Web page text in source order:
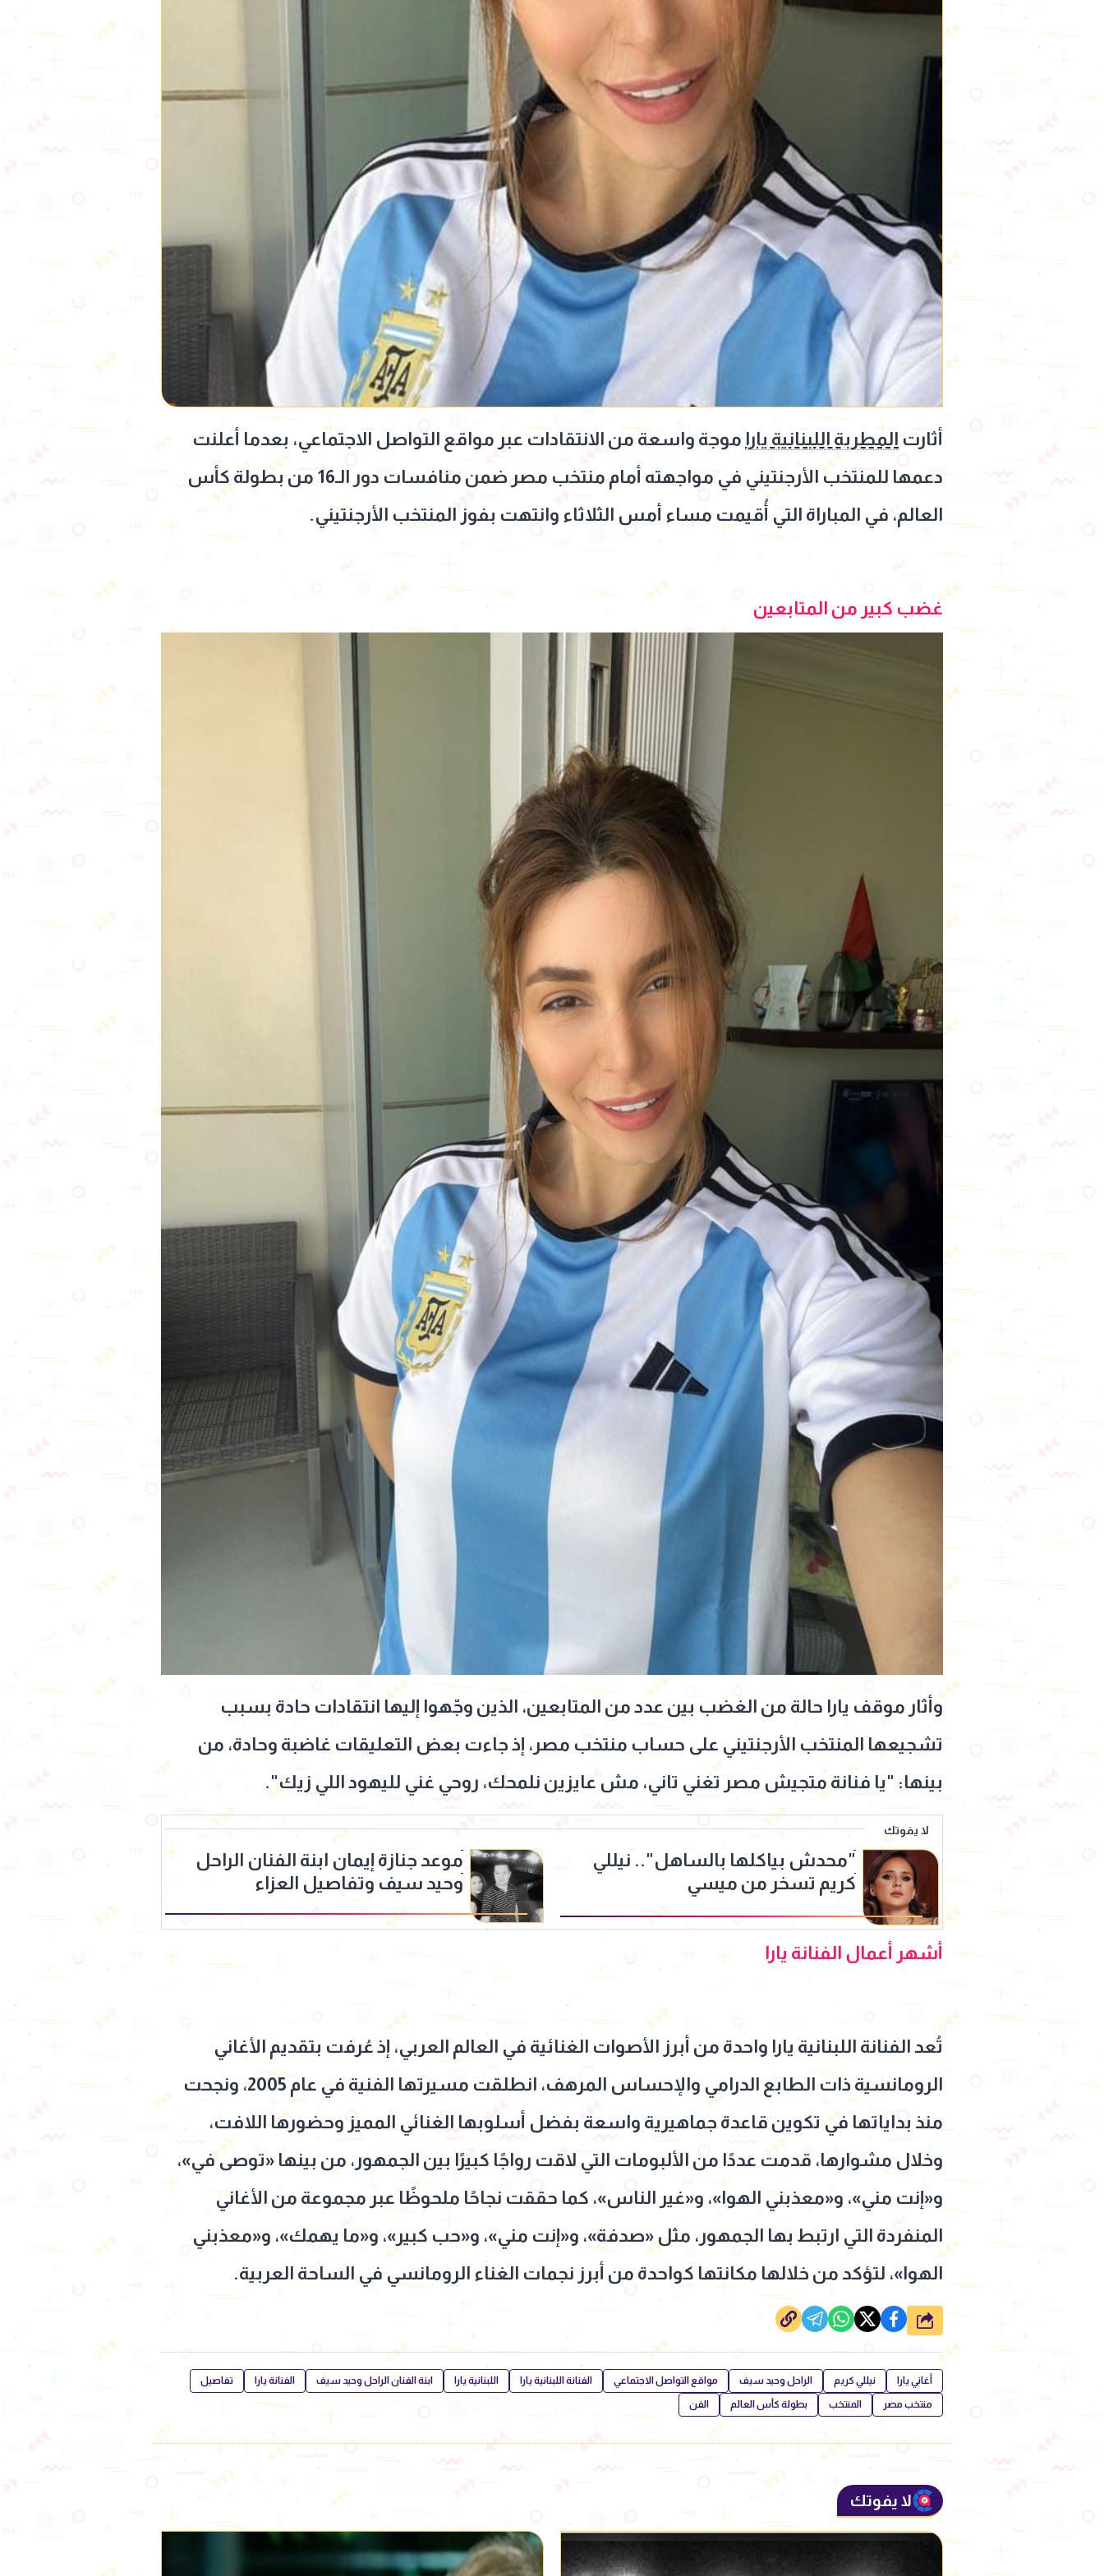
أثارت المطربة اللبنانية يارا موجة واسعة من الانتقادات عبر مواقع التواصل الاجتماعي، بعدما أعلنت
دعمها للمنتخب الأرجنتيني في مواجهته أمام منتخب مصر ضمن منافسات دور الـ16 من بطولة كأس
العالم، في المباراة التي أُقيمت مساء أمس الثلاثاء وانتهت بفوز المنتخب الأرجنتيني.
غضب كبير من المتابعين
وأثار موقف يارا حالة من الغضب بين عدد من المتابعين، الذين وجّهوا إليها انتقادات حادة بسبب
تشجيعها المنتخب الأرجنتيني على حساب منتخب مصر، إذ جاءت بعض التعليقات غاضبة وحادة، من
بينها: "يا فنانة متجيش مصر تغني تاني، مش عايزين نلمحك، روحي غني لليهود اللي زيك".
لا يفوتك
"محدش بياكلها بالساهل".. نيللي
كريم تسخر من ميسي
موعد جنازة إيمان ابنة الفنان الراحل
وحيد سيف وتفاصيل العزاء
أشهر أعمال الفنانة يارا
تُعد الفنانة اللبنانية يارا واحدة من أبرز الأصوات الغنائية في العالم العربي، إذ عُرفت بتقديم الأغاني
الرومانسية ذات الطابع الدرامي والإحساس المرهف، انطلقت مسيرتها الفنية في عام 2005، ونجحت
منذ بداياتها في تكوين قاعدة جماهيرية واسعة بفضل أسلوبها الغنائي المميز وحضورها اللافت،
وخلال مشوارها، قدمت عددًا من الألبومات التي لاقت رواجًا كبيرًا بين الجمهور، من بينها «توصى في»،
و«إنت مني»، و«معذبني الهوا»، و«غير الناس»، كما حققت نجاحًا ملحوظًا عبر مجموعة من الأغاني
المنفردة التي ارتبط بها الجمهور، مثل «صدفة»، و«إنت مني»، و«حب كبير»، و«ما يهمك»، و«معذبني
الهوا»، لتؤكد من خلالها مكانتها كواحدة من أبرز نجمات الغناء الرومانسي في الساحة العربية.
شارك
أغاني يارا نيللي كريم الراحل وحيد سيف مواقع التواصل الاجتماعي الفنانة اللبنانية يارا اللبنانية يارا ابنة الفنان الراحل وحيد سيف الفنانة يارا تفاصيل
منتخب مصر المنتخب بطولة كأس العالم الفن
لا يفوتك